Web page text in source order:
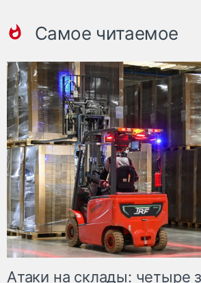
Самое читаемое
Атаки на склады: четыре